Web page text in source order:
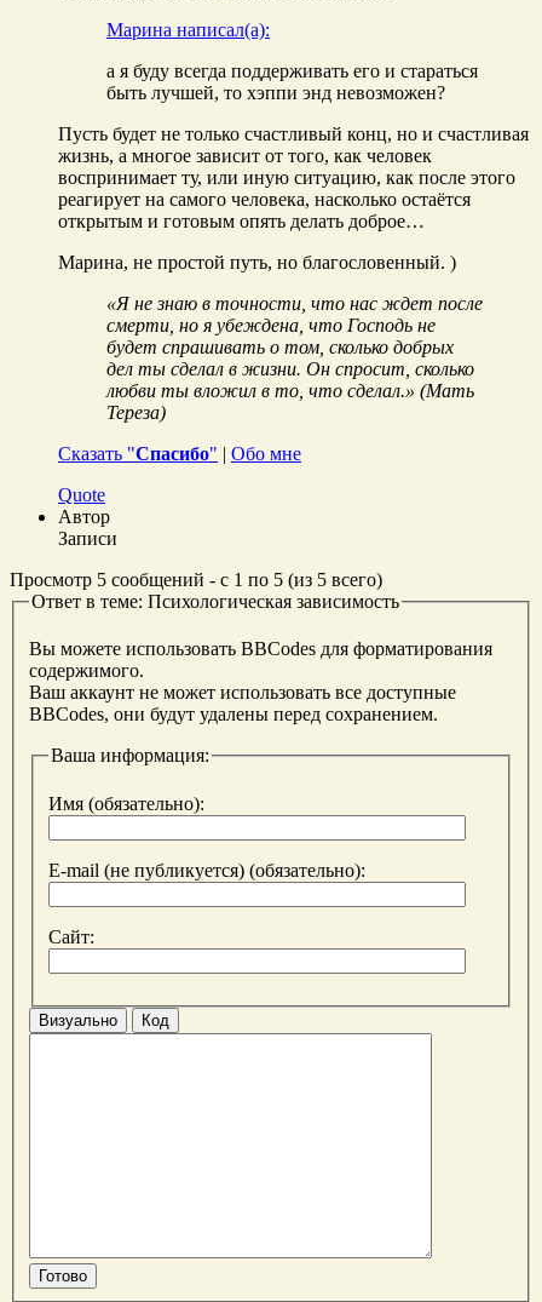
Марина написал(а):
а я буду всегда поддерживать его и стараться
быть лучшей, то хэппи энд невозможен?
Пусть будет не только счастливый конц, но и счастливая
жизнь, а многое зависит от того, как человек
воспринимает ту, или иную ситуацию, как после этого
реагирует на самого человека, насколько остаётся
открытым и готовым опять делать доброе…
Марина, не простой путь, но благословенный. )
«Я не знаю в точности, что нас ждет после
смерти, но я убеждена, что Господь не
будет спрашивать о том, сколько добрых
дел ты сделал в жизни. Он спросит, сколько
любви ты вложил в то, что сделал.» (Мать
Тереза)
Сказать "Спасибо" | Обо мне
Quote
Автор
Записи
Просмотр 5 сообщений - с 1 по 5 (из 5 всего)
Ответ в теме: Психологическая зависимость
Вы можете использовать BBCodes для форматирования
содержимого.
Ваш аккаунт не может использовать все доступные
BBCodes, они будут удалены перед сохранением.
Ваша информация:
Имя (обязательно):
E-mail (не публикуется) (обязательно):
Сайт:
Визуально Код
Готово